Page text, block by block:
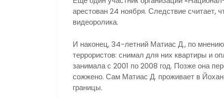
арестован 24 ноября. Следствие считает,
видеоролика.
И наконец, 34-летний Матиас Д., по
террористов: снимал для них квартиры и
занимала с 2001 по 2008 год. Позже она
сожжено. Сам Матиас Д. проживает в
границы.